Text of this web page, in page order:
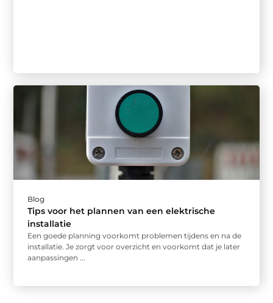
Blog
Tips voor het plannen van een elektrische
installatie
Een goede planning voorkomt problemen tijdens en na de
installatie. Je zorgt voor overzicht en voorkomt dat je later
aanpassingen ...